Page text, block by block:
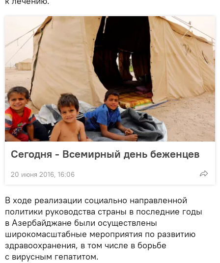
Сегодня - Всемирный день беженцев
20 июня 2016, 16:06
В ходе реализации социально направленной
политики руководства страны в последние годы
в Азербайджане были осуществлены
широкомасштабные мероприятия по развитию
здравоохранения, в том числе в борьбе
с вирусным гепатитом.